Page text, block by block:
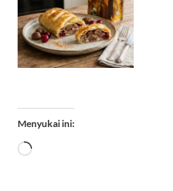
Menyukai ini:
Memuat...